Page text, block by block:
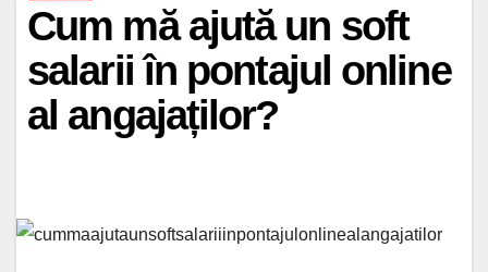
Cum mă ajută un soft
salarii în pontajul online
al angajaților?